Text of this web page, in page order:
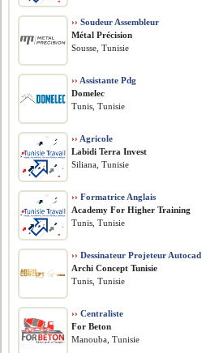
›› Soudeur Assembleur
Métal Précision
Sousse, Tunisie
›› Assistante Pdg
Domelec
Tunis, Tunisie
›› Agricole
Labidi Terra Invest
Siliana, Tunisie
›› Formatrice Anglais
Academy For Higher Training
Tunis, Tunisie
›› Dessinateur Projeteur Autocad
Archi Concept Tunisie
Tunis, Tunisie
›› Centraliste
For Beton
Manouba, Tunisie